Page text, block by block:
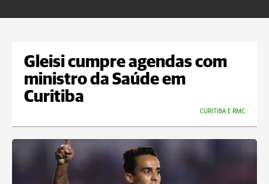
Gleisi cumpre agendas com
ministro da Saúde em
Curitiba
CURITIBA E RMC